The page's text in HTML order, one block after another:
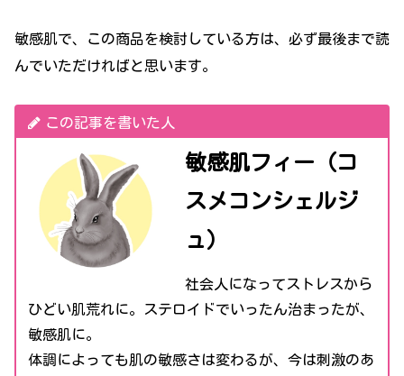
敏感肌で、この商品を検討している方は、必ず最後まで読
んでいただければと思います。
この記事を書いた人
敏感肌フィー（コ
スメコンシェルジ
ュ）
社会人になってストレスから
ひどい肌荒れに。ステロイドでいったん治まったが、
敏感肌に。
体調によっても肌の敏感さは変わるが、今は刺激のあ